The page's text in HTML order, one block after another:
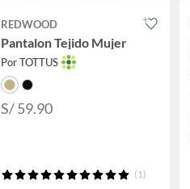
REDWOOD
Pantalon Tejido Mujer
Por TOTTUS
S/ 59.90
(1)